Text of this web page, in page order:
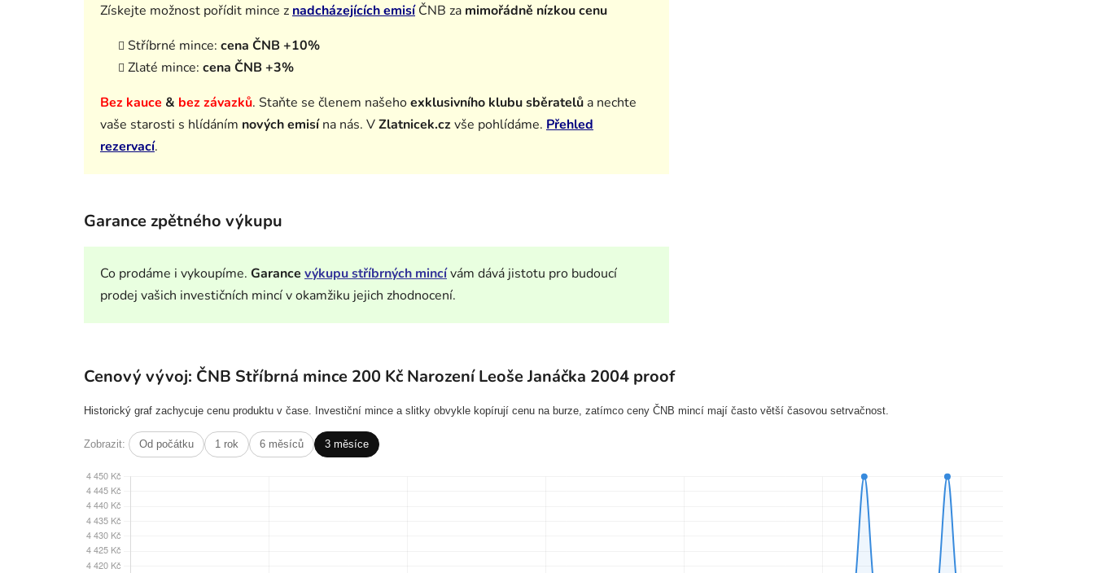
Získejte možnost pořídit mince z nadcházejících emisíČNB za mimořádně nízkou cenu
Stříbrné mince: cena ČNB +10%
Zlaté mince: cena ČNB +3%
Bez kauce & bez závazků. Staňte se členem našehoexklusivního klubu sběratelů a nechte
vaše starosti s hlídáním nových emisína nás. VZlatnicek.czvše pohlídáme. Přehled
rezervací.
Garance zpětného výkupu
Co prodáme i vykoupíme. Garance výkupu stříbrných mincívám dává jistotu pro budoucí
prodej vašich investičních mincí v okamžiku jejich zhodnocení.
Cenový vývoj: ČNB Stříbrná mince 200 Kč Narození Leoše Janáčka 2004 proof
Historický graf zachycuje cenu produktu v čase. Investiční mince a slitky obvykle kopírují cenu na burze, zatímco ceny ČNB mincí mají často větší časovou setrvačnost.
Zobrazit: Od počátku 1 rok 6 měsíců 3 měsíce